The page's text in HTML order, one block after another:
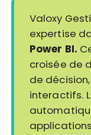
Valoxy
expertise
Power BI.
croisée de
de
interactifs.